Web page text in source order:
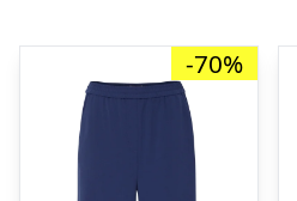
-70%